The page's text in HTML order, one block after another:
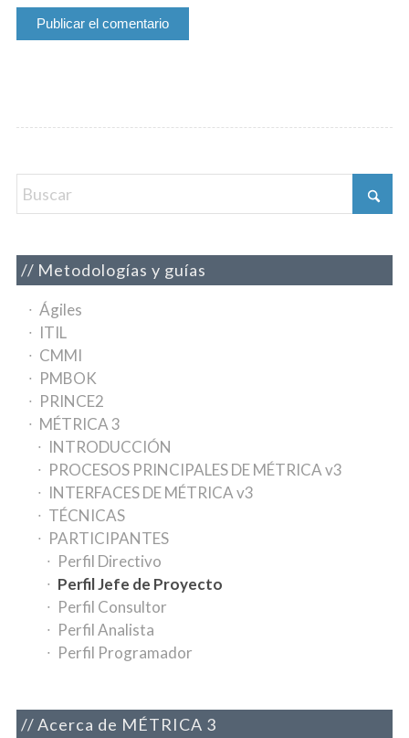
Metodologías y guías
Ágiles
ITIL
CMMI
PMBOK
PRINCE2
MÉTRICA 3
INTRODUCCIÓN
PROCESOS PRINCIPALES DE MÉTRICA v3
INTERFACES DE MÉTRICA v3
TÉCNICAS
PARTICIPANTES
Perfil Directivo
Perfil Jefe de Proyecto
Perfil Consultor
Perfil Analista
Perfil Programador
Acerca de MÉTRICA 3